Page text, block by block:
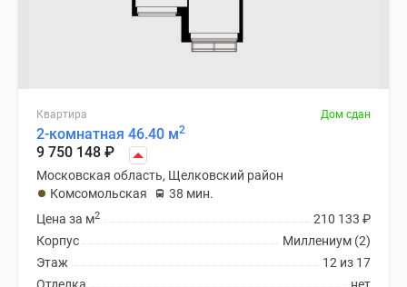
Квартира Дом сдан
2-комнатная 46.40 м2
9 750 148 ₽
Московская область, Щелковский район
Комсомольская
38 мин.
210 133 ₽
Цена за м2
Миллениум (2)
Корпус
12 из 17
Этаж